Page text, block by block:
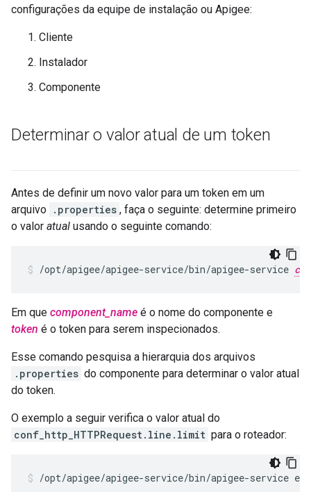
configurações da equipe de instalação ou Apigee:
Cliente
Instalador
Componente
Determinar o valor atual de um token
Antes de definir um novo valor para um token em um
arquivo .properties , faça o seguinte: determine primeiro
o valor atual usando o seguinte comando:
/opt/apigee/apigee-service/bin/apigee-service
Em que component_name é o nome do componente e
token é o token para serem inspecionados.
Esse comando pesquisa a hierarquia dos arquivos
.properties do componente para determinar o valor atual
do token.
O exemplo a seguir verifica o valor atual do
conf_http_HTTPRequest.line.limit para o roteador:
/opt/apigee/apigee-service/bin/apigee-service